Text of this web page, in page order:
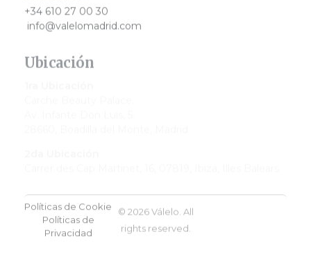
+34 610 27 00 30
info@valelomadrid.com
Ubicación
Políticas de Cookie
Políticas de
Privacidad
rights reserved.